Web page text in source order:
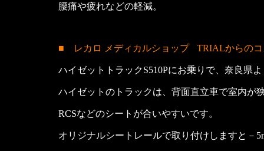
腰痛や疲れなどの軽減。
■ レカロ メディカルショップ TRIALからの
ハイゼットトラックS510Pにお乗りで、奈良県
ハイゼットのトラックは、背面直立車で室内が
RCSなどのシートが合いやすいです。
オリジナルシートレールで取り付けしますと－